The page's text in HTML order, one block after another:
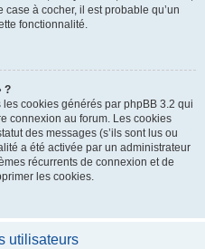
case à cocher, il est probable qu’un
fonctionnalité.
?
cookies générés par phpBB 3.2 qui
connexion au forum. Les cookies
des messages (s’ils sont lus ou
a été activée par un administrateur
récurrents de connexion et de
les cookies.
utilisateurs